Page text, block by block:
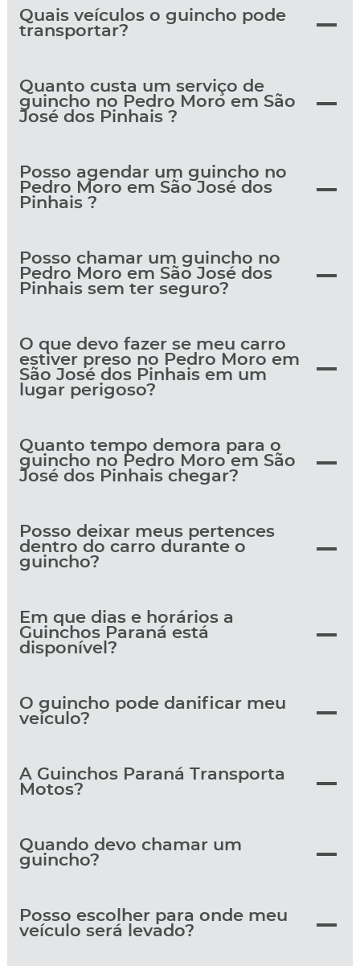
Quais veículos o guincho pode
transportar?
Quanto custa um serviço de
guincho no Pedro Moro em São
José dos Pinhais ?
Posso agendar um guincho no
Pedro Moro em São José dos
Pinhais ?
Posso chamar um guincho no
Pedro Moro em São José dos
Pinhais sem ter seguro?
O que devo fazer se meu carro
estiver preso no Pedro Moro em
São José dos Pinhais em um
lugar perigoso?
Quanto tempo demora para o
guincho no Pedro Moro em São
José dos Pinhais chegar?
Posso deixar meus pertences
dentro do carro durante o
guincho?
Em que dias e horários a
Guinchos Paraná está
disponível?
O guincho pode danificar meu
veículo?
A Guinchos Paraná Transporta
Motos?
Quando devo chamar um
guincho?
Posso escolher para onde meu
veículo será levado?